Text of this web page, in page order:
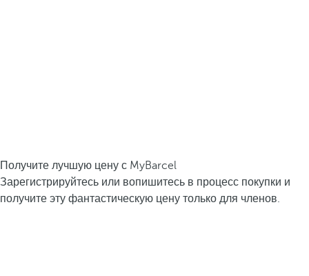
Получите лучшую цену с MyBarcel
Зарегистрируйтесь или вопишитесь в процесс покупки и
получите эту фантастическую цену только для членов.